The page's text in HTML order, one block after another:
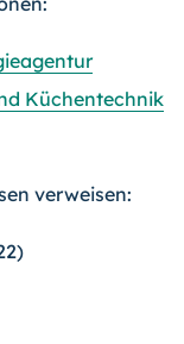
Küchentechnik
verweisen: